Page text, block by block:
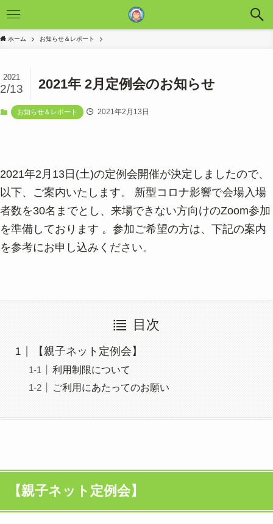
ホーム お知らせ＆レポート
2021年 2月定例会のお知らせ
2021
2/13
お知らせ＆レポート 2021年2月13日
2021年2月13日(土)の定例会開催が決定しましたので、
以下、ご案内いたします。 新型コロナ影響で会場入場
者数を30名までとし、来場できない方向けのZoom参加
を準備しております 。参加ご希望の方は、下記の案内
を参考にお申し込みください。
目次
【親子ネット定例会】
利用制限について
ご利用にあたってのお願い
【親子ネット定例会】